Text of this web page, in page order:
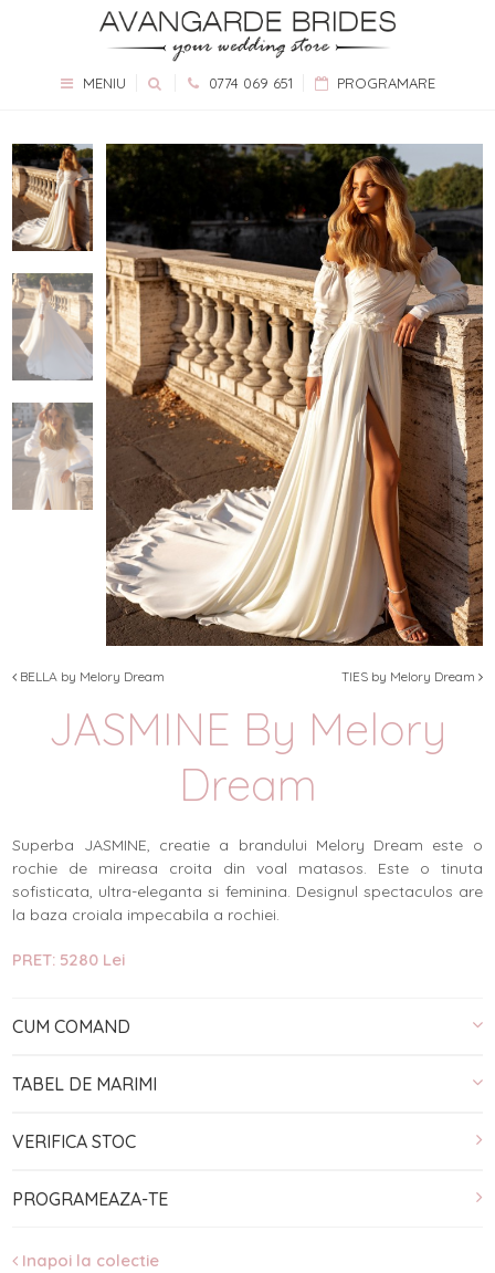
MENIU 0774 069 651 PROGRAMARE
BELLA by Melory Dream TIES by Melory Dream
JASMINE By Melory
Dream
Superba JASMINE, creatie a brandului Melory Dream este o
rochie de mireasa croita din voal matasos. Este o tinuta
sofisticata, ultra-eleganta si feminina. Designul spectaculos are
la baza croiala impecabila a rochiei.
PRET: 5280 Lei
CUM COMAND
TABEL DE MARIMI
VERIFICA STOC
PROGRAMEAZA-TE
Inapoi la colectie